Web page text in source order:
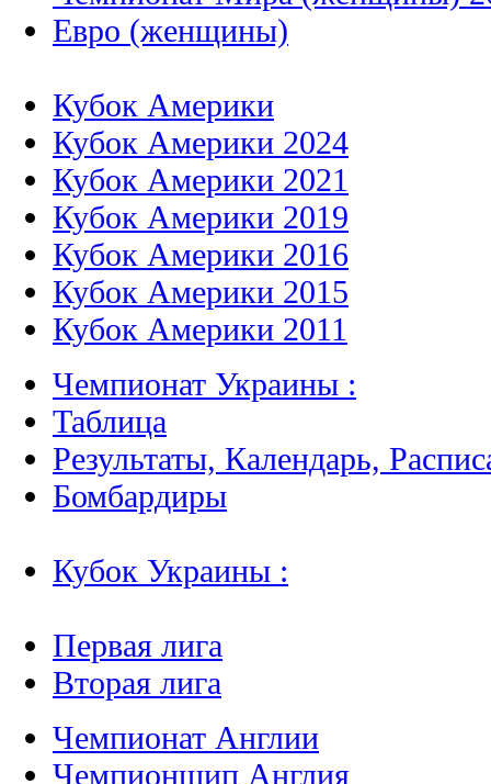
Евро (женщины)
Кубок Америки
Кубок Америки 2024
Кубок Америки 2021
Кубок Америки 2019
Кубок Америки 2016
Кубок Америки 2015
Кубок Америки 2011
Чемпионат Украины :
Таблица
Результаты, Календарь,
Бомбардиры
Кубок Украины :
Первая лига
Вторая лига
Чемпионат Англии
Чемпионшип Англия